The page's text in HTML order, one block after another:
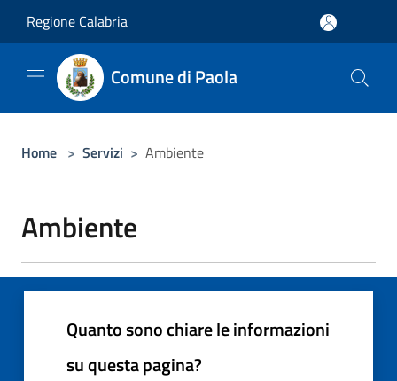
Regione Calabria
Comune di Paola
Home > Servizi > Ambiente
Ambiente
Quanto sono chiare le informazioni
su questa pagina?